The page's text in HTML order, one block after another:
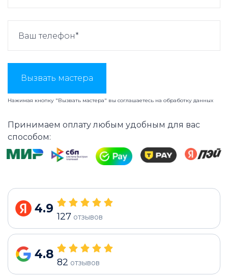
Вызвать мастера
Нажимая кнопку "Вызвать мастера" вы соглашаетесь на обработку данных
Принимаем оплату любым удобным для вас
способом:
4.9
127 отзывов
4.8
82 отзывов